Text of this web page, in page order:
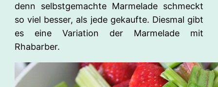
denn selbstgemachte Marmelade schmeckt
so viel besser, als jede gekaufte. Diesmal gibt
es eine Variation der Marmelade mit
Rhabarber.